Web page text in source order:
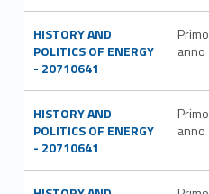
HISTORY AND
POLITICS OF ENERGY
- 20710641
Primo
anno
HISTORY AND
POLITICS OF ENERGY
- 20710641
Primo
anno